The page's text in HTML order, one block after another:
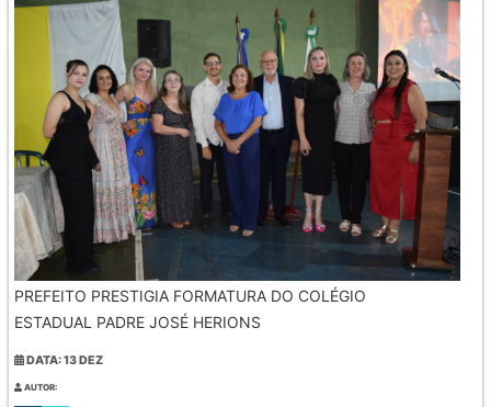
PREFEITO PRESTIGIA FORMATURA DO COLÉGIO
ESTADUAL PADRE JOSÉ HERIONS
DATA: 13 DEZ
AUTOR: